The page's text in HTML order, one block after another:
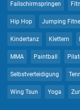
Fallschirmspringen
Hip Hop Jumping
Kindertanz Klettern
MMA Paintball
Selbstverteidigung
Wing Tsun Yoga